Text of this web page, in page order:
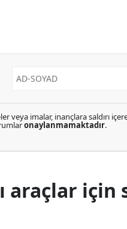
veya imalar, inançlara saldırı
onaylanmamaktadır.
araçlar